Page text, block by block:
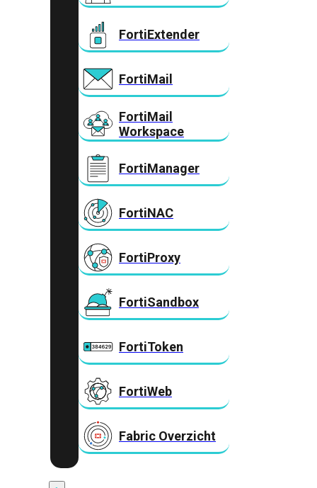
FortiExtender
FortiMail
FortiMail
Workspace
FortiManager
FortiNAC
FortiProxy
FortiSandbox
FortiToken
FortiWeb
Fabric Overzicht